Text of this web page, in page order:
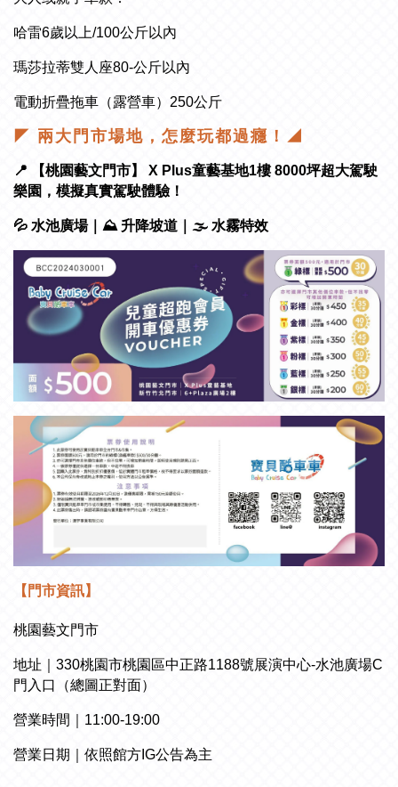
哈雷6歲以上/100公斤以內
瑪莎拉蒂雙人座80-公斤以內
電動折疊拖車（露營車）250公斤
◤ 兩大門市場地，怎麼玩都過癮！◢
📍 【桃園藝文門市】 X Plus童藝基地1樓 8000坪超大駕駛
樂園，模擬真實駕駛體驗！
💦 水池廣場｜⛰ 升降坡道｜🌫 水霧特效
【門市資訊】
桃園藝文門市
地址 ｜330桃園市桃園區中正路1188號展演中心-水池廣場C
門入口（總圖正對面）
營業時間｜11:00-19:00
營業日期 ｜依照館方IG公告為主